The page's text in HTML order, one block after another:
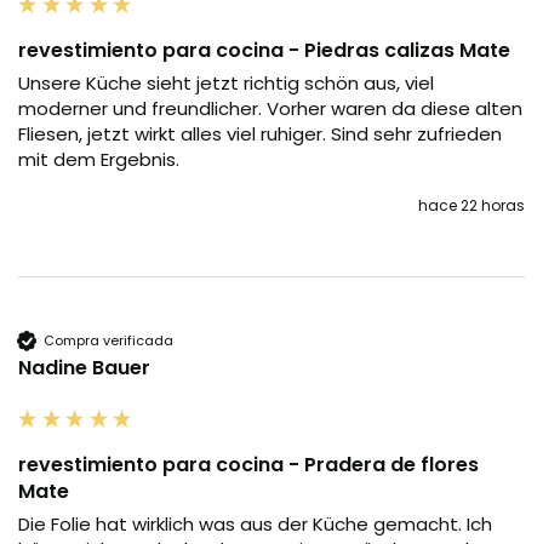
revestimiento para cocina - Piedras calizas Mate
Unsere Küche sieht jetzt richtig schön aus, viel
moderner und freundlicher. Vorher waren da diese alten
Fliesen, jetzt wirkt alles viel ruhiger. Sind sehr zufrieden
mit dem Ergebnis.
hace 22 horas
Compra verificada
Nadine Bauer
revestimiento para cocina - Pradera de flores
Mate
Die Folie hat wirklich was aus der Küche gemacht. Ich